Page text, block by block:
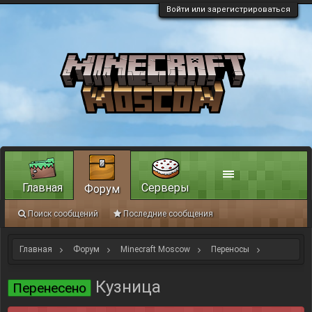
Войти или зарегистрироваться
Главная Форум Minecraft Moscow Переносы
Перенесено Кузница
Главная Форум
Поиск сообщений Последние сообщения
Серверы